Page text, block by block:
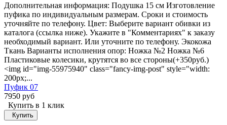
Дополнительная информация: Подушка 15 см Изготовление
пуфика по индивидуальным размерам. Сроки и стоимость
уточняйте по телефону. Цвет: Выберите вариант обивки из
каталога (ссылка ниже). Укажите в "Комментариях" к заказу
необходимый вариант. Или уточните по телефону. Экокожа
Ткань Варианты исполнения опор: Ножка №2 Ножка №6
Пластиковые колесики, крутятся во все стороны(+350руб.)
<img id="img-55975940" class="fancy-img-post" style="width:
200px;...
Пуфик 07
7950 руб
Купить в 1 клик
Купить